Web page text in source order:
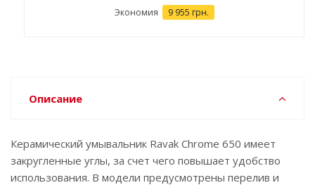
Экономия 9 955 грн.
Описание
Керамический умывальник Ravak Chrome 650 имеет
закругленные углы, за счет чего повышает удобство
использования. В модели предусмотрены перелив и